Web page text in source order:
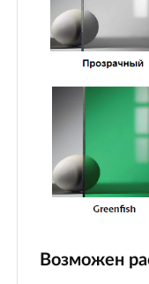
Возможен